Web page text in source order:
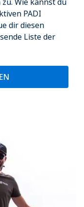
PADI
dir diesen
Liste der